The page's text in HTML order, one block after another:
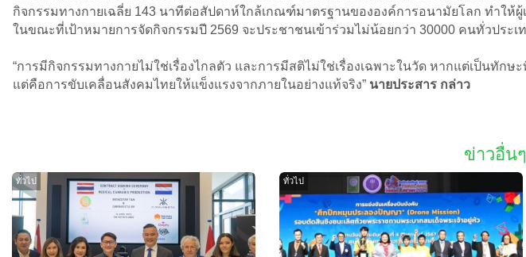
กิจกรรมทางกายเฉลี่ย 143 นาทีต่อสัปดาห์ใกล้เกณฑ์มาตรฐานขององค์การอนามัยโลก ทำใ
ในขณะที่เป้าหมายการจัดกิจกรรมปี 2569 จะประชาชนเข้าร่วมไม่น้อยกว่า 30000 คนทั่วประเ
“การมีกิจกรรมทางกายไม่ใช่เรื่องไกลตัว และการมีสติไม่ใช่เรื่องเฉพาะในวัด หากแต่เป็นทัก
แต่คือการขับเคลื่อนสังคมไทยให้แข็งแรงจากภายในอย่างแท้จริง” นายประสาร กล่าว
ข่าวอื่น
ทั่วไป ทั่วไป